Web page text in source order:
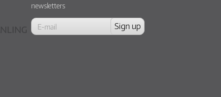
newsletters